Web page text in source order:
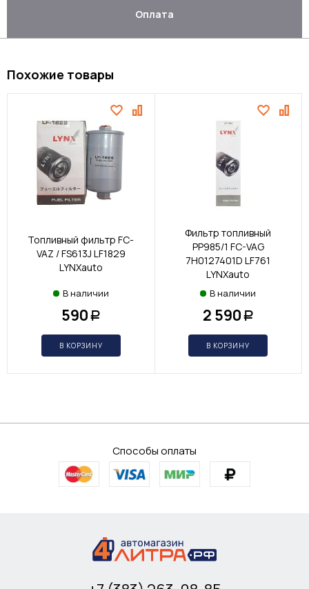
Оплата
Похожие товары
Топливный фильтр FC-
VAZ / FS613J LF1829
LYNXauto
В наличии
590 Р
В КОРЗИНУ
Фильтр топливный
PP985/1 FC-VAG
7H0127401D LF761
LYNXauto
В наличии
2 590 Р
В КОРЗИНУ
Способы оплаты